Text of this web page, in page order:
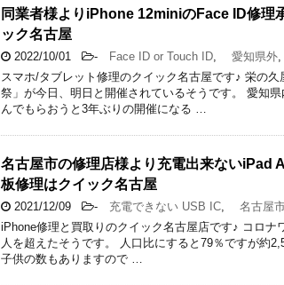
同業者様よりiPhone 12miniのFace ID修理
ック名古屋
2022/10/01 - Face ID or Touch ID, 愛知県外,
スマホ/タブレット修理のクイック名古屋です♪ 栄の
祭」が今日、明日と開催されているそうです。 愛知
んでもらおうと3年ぶりの開催になる …
名古屋市の修理店様より充電出来ないiPad
板修理はクイック名古屋
2021/12/09 - 充電できない USB IC, 名古屋
iPhone修理と買取りのクイック名古屋店です♪ コロナ
人を超えたそうです。 人口比にすると79％ですが約
子供の数もありますので …